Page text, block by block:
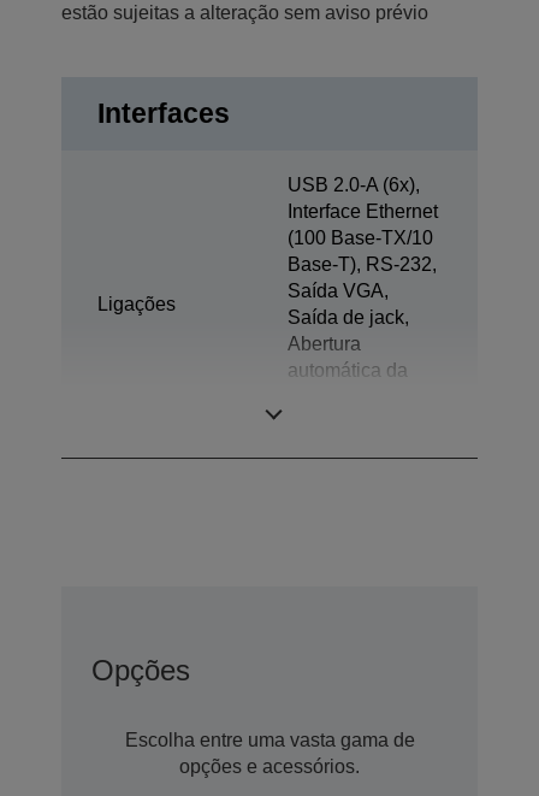
estão sujeitas a alteração sem aviso prévio
Interfaces
Ligações
USB 2.0-A (6x),
Interface Ethernet
(100 Base-TX/10
Base-T), RS-232,
Saída VGA,
Saída de jack,
Abertura
automática da
Opções
Escolha entre uma vasta gama de
opções e acessórios.